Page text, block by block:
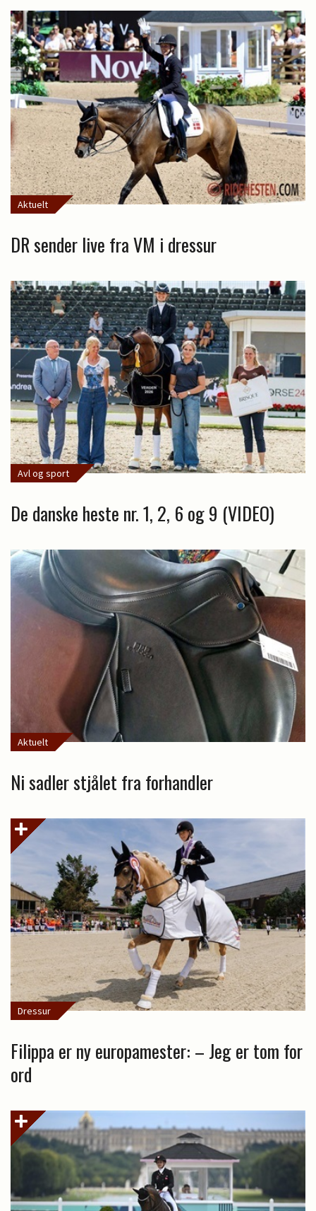
Aktuelt
DR sender live fra VM i dressur
Avl og sport
De danske heste nr. 1, 2, 6 og 9 (VIDEO)
Aktuelt
Ni sadler stjålet fra forhandler
Dressur
Filippa er ny europamester: – Jeg er tom for
ord